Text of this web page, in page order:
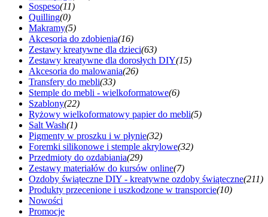
Sospeso(11)
Quilling(0)
Makramy(5)
Akcesoria do zdobienia(16)
Zestawy kreatywne dla dzieci(63)
Zestawy kreatywne dla dorosłych DIY(15)
Akcesoria do malowania(26)
Transfery do mebli(33)
Stemple do mebli - wielkoformatowe(6)
Szablony(22)
Ryżowy wielkoformatowy papier do mebli(5)
Salt Wash(1)
Pigmenty w proszku i w płynie(32)
Foremki silikonowe i stemple akrylowe(32)
Przedmioty do ozdabiania(29)
Zestawy materiałów do kursów online(7)
Ozdoby świąteczne DIY - kreatywne ozdoby świąteczne(211)
Produkty przecenione i uszkodzone w transporcie(10)
Nowości
Promocje